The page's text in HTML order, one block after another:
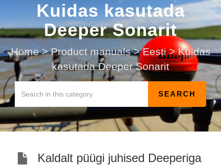
Kuidas kasutada
Deeper Sonarit
Home > Product manuals > Eesti > Kuidas
kasutada Deeper Sonarit
Kaldalt püügi juhised Deeperiga